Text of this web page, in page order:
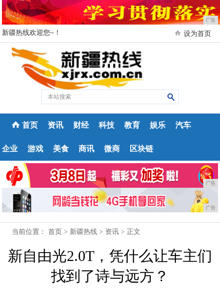
广告
新疆热线欢迎您~！ 设为首页
首页 资讯 财经 科技 教育 娱乐 汽车
企业 游戏 美食 商讯 微商 区块链
广告
广告
当前位置：首页 > 新疆热线 > 资讯 > 正文
新自由光2.0T，凭什么让车主们
找到了诗与远方？